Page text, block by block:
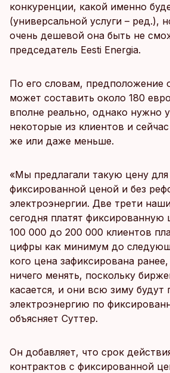
конкуренции, какой именно
(универсальной услуги – ред.),
очень дешевой она быть не
председатель Eesti Energia.
По его словам, предположение
может составить около 180
вполне реально, однако нужно
некоторые из клиентов и
же или даже меньше.
«Мы предлагали такую цену
фиксированной ценой и без
электроэнергии. Две трети
сегодня платят фиксированную
100 000 до 200 000 клиентов
цифры как минимум до
кого цена зафиксирована
ничего менять, поскольку
касается, и они всю зиму будут
электроэнергию по
объясняет Суттер.
Он добавляет, что срок
контрактов с фиксированной